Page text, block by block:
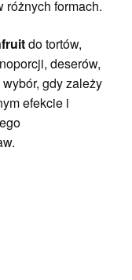
różnych formach.
do tortów,
deserów,
gdy zależy
efekcie i